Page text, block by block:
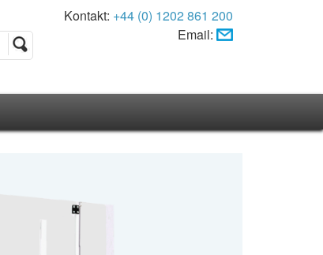
Kontakt: +44 (0) 1202 861 200
Email: